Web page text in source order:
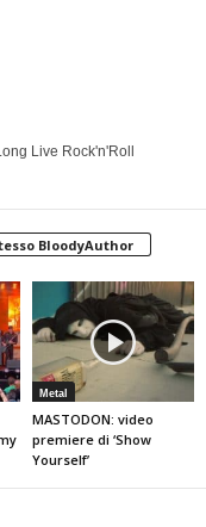
Live Rock'n'Roll
BloodyAuthor
Metal
MASTODON: video
premiere di ‘Show
Yourself’